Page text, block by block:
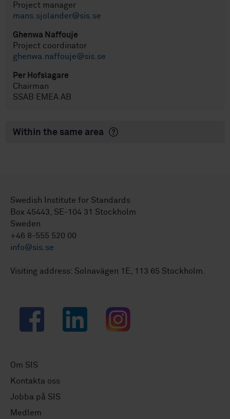
Project manager
mans.sjolander@sis.se
Ghenwa Naffouje
Project coordinator
ghenwa.naffouje@sis.se
Per Hofslagare
Chairman
SSAB EMEA AB
Within the same area
Swedish Institute for Standards
Box 45443, SE-104 31 Stockholm
Sweden
+46 8-555 520 00
info@sis.se
Visiting address: Solnavägen 1E, 113 65 Stockholm.
Facebook LinkedIn Instagram
Om SIS
Kontakta oss
Jobba på SIS
Medlem